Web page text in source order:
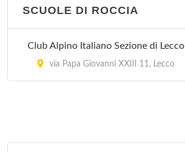
SCUOLE DI ROCCIA
Club Alpino Italiano Sezione di Lecco
via Papa Giovanni XXIII 11, Lecco